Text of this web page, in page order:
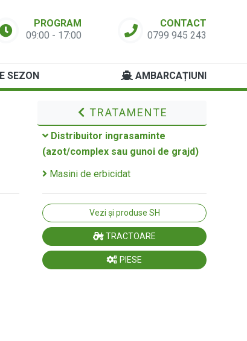
PROGRAM
09:00 - 17:00
CONTACT
0799 945 243
SEZON AMBARCAȚIUNI
TRATAMENTE
Distribuitor ingrasaminte
(azot/complex sau gunoi de grajd)
Masini de erbicidat
Vezi și produse SH
TRACTOARE
PIESE